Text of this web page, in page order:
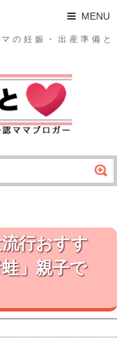
MENU
の妊娠・出産準備と
流行おすす
」親子で